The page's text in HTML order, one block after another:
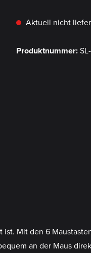
Aktuell nicht
Produktnummer:
Mit den 6
an der Maus